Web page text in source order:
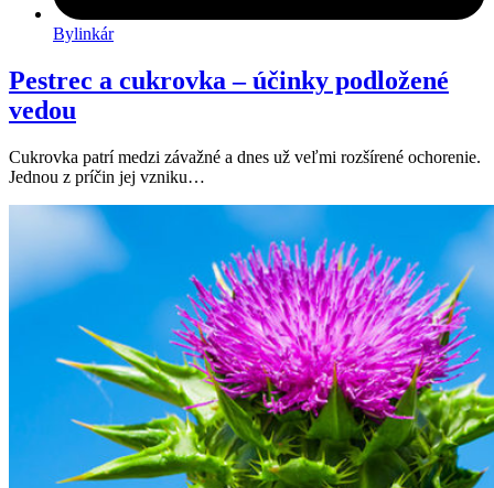
Bylinkár
Pestrec a cukrovka – účinky podložené
vedou
Cukrovka patrí medzi závažné a dnes už veľmi rozšírené ochorenie.
Jednou z príčin jej vzniku…